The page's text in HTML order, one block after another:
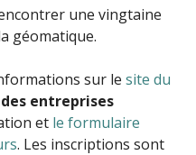
une vingtaine
géomatique.
sur le site du
entreprises
et le formulaire
. Les inscriptions sont